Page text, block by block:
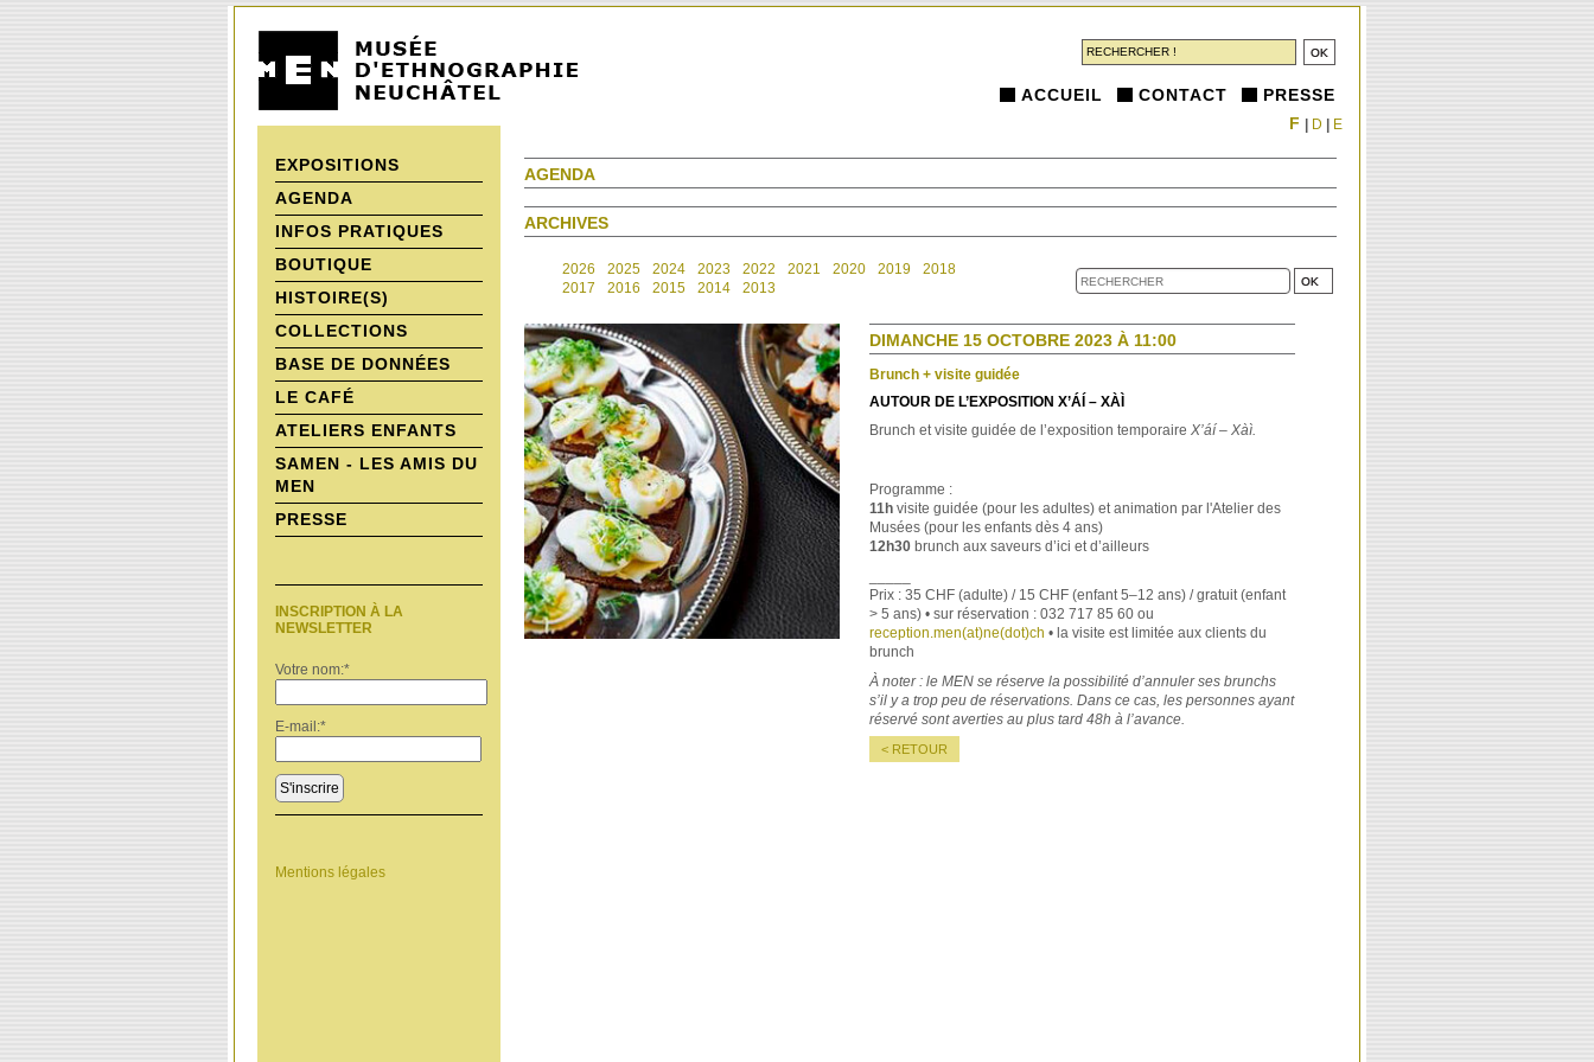
ACCUEIL CONTACT PRESSE
EXPOSITIONS
AGENDA
INFOS PRATIQUES
BOUTIQUE
HISTOIRE(S)
COLLECTIONS
BASE DE DONNÉES
LE CAFÉ
ATELIERS ENFANTS
SAMEN - LES AMIS DU
MEN
PRESSE
INSCRIPTION À LA
NEWSLETTER
Votre nom:*
E-mail:*
S'inscrire
Mentions légales
AGENDA
ARCHIVES
2026 2025 2024 2023 2022 2021 2020 2019
2018
2017
2016 2015 2014 2013
DIMANCHE 15 OCTOBRE 2023 À 11:00
Brunch + visite guidée
AUTOUR DE L’EXPOSITION X’ÁÍ – XÀÌ
Brunch et visite guidée de l’exposition temporaire X’áí – Xàì.
Programme :
11h visite guidée (pour les adultes) et animation par l'Atelier des
Musées (pour les enfants dès 4 ans)
12h30 brunch aux saveurs d’ici et d’ailleurs
Prix : 35 CHF (adulte) / 15 CHF (enfant 5–12 ans) / gratuit (enfant
> 5 ans) • sur réservation : 032 717 85 60 ou
reception.men(at)ne(dot)ch • la visite est limitée aux clients du
brunch
À noter : le MEN se réserve la possibilité d’annuler ses brunchs
s’il y a trop peu de réservations. Dans ce cas, les personnes ayant
réservé sont averties au plus tard 48h à l’avance.
< RETOUR
F D E